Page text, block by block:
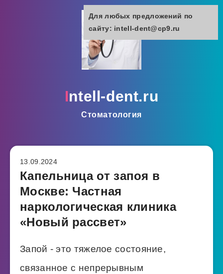
intell-dent.ru
Стоматология
13.09.2024
Капельница от запоя в
Москве: Частная
наркологическая клиника
«Новый рассвет»
Запой - это тяжелое состояние,
связанное с непрерывным
Для любых предложений по
сайту: intell-dent@cp9.ru